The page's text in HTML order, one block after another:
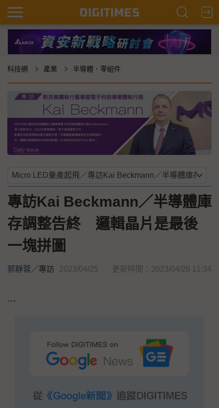
科技網 產業 半導體．零組件
專訪Kai Beckmann／半導體庫
存調整告終 邏輯晶片是最後
一塊拼圖
郭靜蓉 ／專訪 2023/04/25 更新時間：2023/04/26 11:34
...